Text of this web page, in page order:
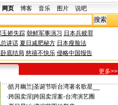
网页 博客 音乐 图片 说吧
玉娇失踪 朝鲜军事演习 日本兵赎罪
讲话 夏日减肥秘方 日本瘦脸法
底结局 慈禧不快乐 侵略中国报告
更多>>
·皓月幽兰 圣诞节听台湾著名歌星__
·跨国卖淫| 跨国卖淫案-台湾演艺圈